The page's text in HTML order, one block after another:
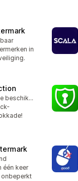
in
Gratis proefperiode beschikbaar
één keer
onbeperkt